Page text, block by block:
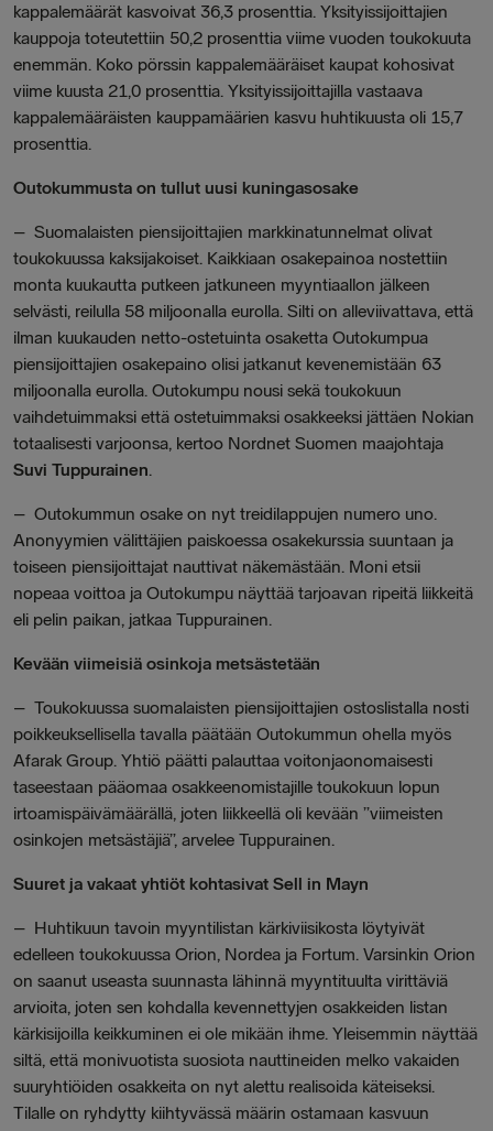
kappalemäärät kasvoivat 36,3 prosenttia. Yksityissijoittajien
kauppoja toteutettiin 50,2 prosenttia viime vuoden toukokuuta
enemmän. Koko pörssin kappalemääräiset kaupat kohosivat
viime kuusta 21,0 prosenttia. Yksityissijoittajilla vastaava
kappalemääräisten kauppamäärien kasvu huhtikuusta oli 15,7
prosenttia.
Outokummusta on tullut uusi kuningasosake
– Suomalaisten piensijoittajien markkinatunnelmat olivat
toukokuussa kaksijakoiset. Kaikkiaan osakepainoa nostettiin
monta kuukautta putkeen jatkuneen myyntiaallon jälkeen
selvästi, reilulla 58 miljoonalla eurolla. Silti on alleviivattava, että
ilman kuukauden netto-ostetuinta osaketta Outokumpua
piensijoittajien osakepaino olisi jatkanut kevenemistään 63
miljoonalla eurolla. Outokumpu nousi sekä toukokuun
vaihdetuimmaksi että ostetuimmaksi osakkeeksi jättäen Nokian
totaalisesti varjoonsa, kertoo Nordnet Suomen maajohtaja
Suvi Tuppurainen.
– Outokummun osake on nyt treidilappujen numero uno.
Anonyymien välittäjien paiskoessa osakekurssia suuntaan ja
toiseen piensijoittajat nauttivat näkemästään. Moni etsii
nopeaa voittoa ja Outokumpu näyttää tarjoavan ripeitä liikkeitä
eli pelin paikan, jatkaa Tuppurainen.
Kevään viimeisiä osinkoja metsästetään
– Toukokuussa suomalaisten piensijoittajien ostoslistalla nosti
poikkeuksellisella tavalla päätään Outokummun ohella myös
Afarak Group. Yhtiö päätti palauttaa voitonjaonomaisesti
taseestaan pääomaa osakkeenomistajille toukokuun lopun
irtoamispäivämäärällä, joten liikkeellä oli kevään ”viimeisten
osinkojen metsästäjiä”, arvelee Tuppurainen.
Suuret ja vakaat yhtiöt kohtasivat Sell in Mayn
– Huhtikuun tavoin myyntilistan kärkiviisikosta löytyivät
edelleen toukokuussa Orion, Nordea ja Fortum. Varsinkin Orion
on saanut useasta suunnasta lähinnä myyntituulta virittäviä
arvioita, joten sen kohdalla kevennettyjen osakkeiden listan
kärkisijoilla keikkuminen ei ole mikään ihme. Yleisemmin näyttää
siltä, että monivuotista suosiota nauttineiden melko vakaiden
suuryhtiöiden osakkeita on nyt alettu realisoida käteiseksi.
Tilalle on ryhdytty kiihtyvässä määrin ostamaan kasvuun